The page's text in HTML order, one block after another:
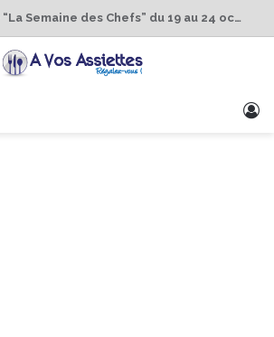
1er Édition de “La Semaine des Chefs” du 19 au 24 octobre 2026